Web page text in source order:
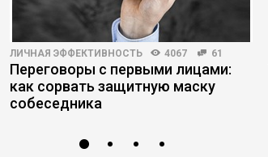
ЛИЧНАЯ ЭФФЕКТИВНОСТЬ 4067 61
Переговоры с первыми лицами:
как сорвать защитную маску
собеседника